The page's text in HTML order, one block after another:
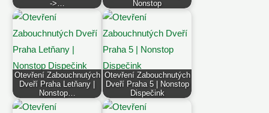
->…
Nonstop
Otevření Zabouchnutých
Dveří Praha Letňany |
Nonstop…
Otevření Zabouchnutých
Dveří Praha 5 | Nonstop
Dispečink